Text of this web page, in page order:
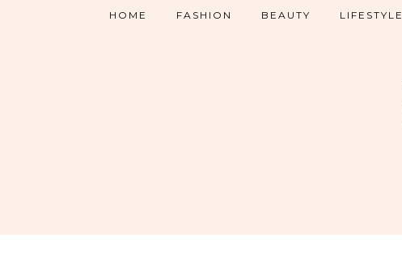
HOME FASHION BEAUTY LIFESTYLE